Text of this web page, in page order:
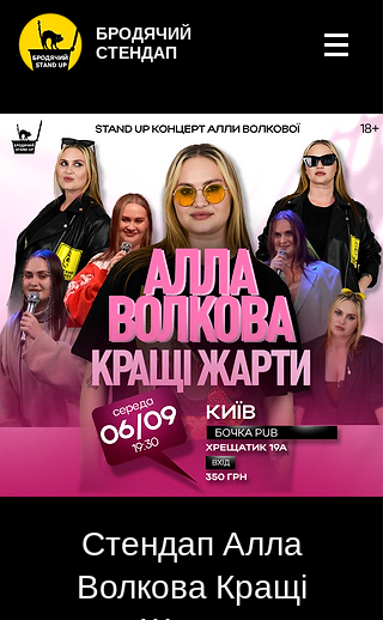
БРОДЯЧИЙ
СТЕНДАП
Стендап Алла
Волкова Кращі